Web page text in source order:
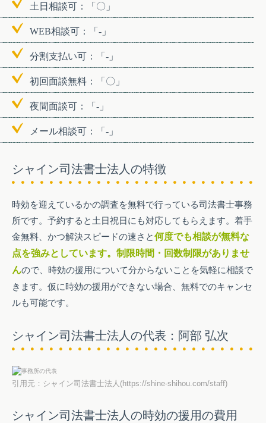
土日相談可：「〇」
WEB相談可：「-」
分割支払い可：「-」
初回面談無料：「〇」
夜間面談可：「-」
メール相談可：「-」
シャイン司法書士法人の特徴
時効を迎えているかの調査を無料で行っている司法書士事務
所です。予約すると土日祝日にも対応してもらえます。着手
金無料、かつ解決スピードの速さと何度でも相談が無料な
点を強みとしています。制限時間・回数制限がありませ
んので、時効の援用について分からないことを気軽に相談で
きます。仮に時効の援用ができない場合、無料でのキャンセ
ルも可能です。
シャイン司法書士法人の代表：阿部 弘次
引用元：シャイン司法書士法人(https://shine-shihou.com/staff)
シャイン司法書士法人の時効の援用の費用